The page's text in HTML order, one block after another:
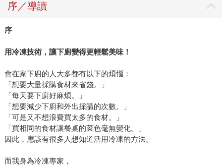
序／導讀
序
用冷凍技術，讓下廚變得更輕鬆美味！
會在家下廚的人大多都有以下的煩惱：
「想要大量採購食材來省錢。」
「每天要下廚好麻煩。」
「想要減少下廚和外出採購的次數。」
「可是又不想浪費買太多的食材。」
「買相同的食材讓餐桌的菜色毫無變化。」
因此，應該有很多人想知道活用冷凍的方法。
而我身為冷凍專家，